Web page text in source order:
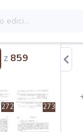
z 859
269 270
272 273